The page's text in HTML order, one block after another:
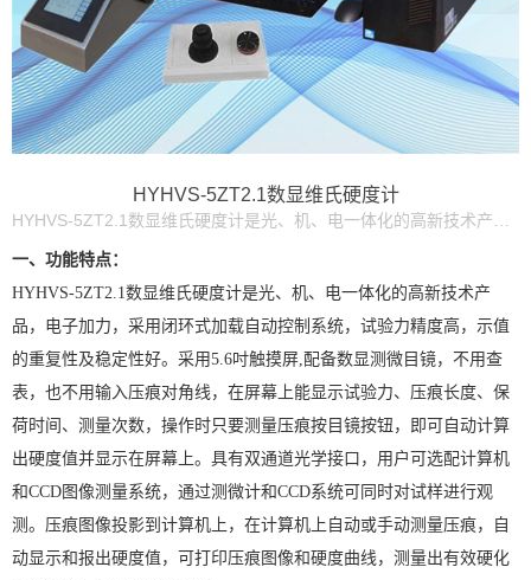
HYHVS-5ZT2.1数显维氏硬度计
一、功能特点：
HYHVS-5ZT2.1数显维氏硬度计是光、机、电一体化的高新技术产
品，电子加力，采用闭环式加载自动控制系统，试验力精度高，示值
的重复性及稳定性好。采用5.6吋触摸屏,配备数显测微目镜，不用查
表，也不用输入压痕对角线，在屏幕上能显示试验力、压痕长度、保
荷时间、测量次数，操作时只要测量压痕按目镜按钮，即可自动计算
出硬度值并显示在屏幕上。具有双通道光学接口，用户可选配计算机
和CCD图像测量系统，通过测微计和CCD系统可同时对试样进行观
测。压痕图像投影到计算机上，在计算机上自动或手动测量压痕，自
动显示和报出硬度值，可打印压痕图像和硬度曲线，测量出有效硬化